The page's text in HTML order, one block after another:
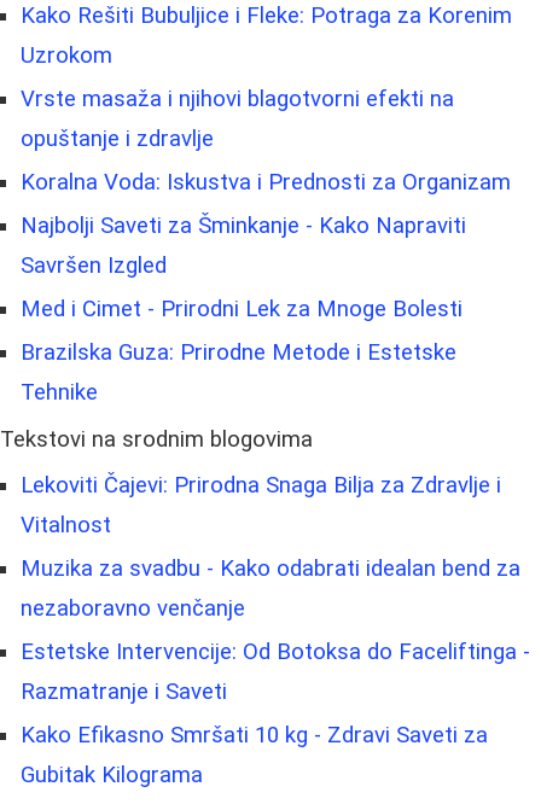
Kako Rešiti Bubuljice i Fleke: Potraga za Korenim
Uzrokom
Vrste masaža i njihovi blagotvorni efekti na
opuštanje i zdravlje
Koralna Voda: Iskustva i Prednosti za Organizam
Najbolji Saveti za Šminkanje - Kako Napraviti
Savršen Izgled
Med i Cimet - Prirodni Lek za Mnoge Bolesti
Brazilska Guza: Prirodne Metode i Estetske
Tehnike
Tekstovi na srodnim blogovima
Lekoviti Čajevi: Prirodna Snaga Bilja za Zdravlje i
Vitalnost
Muzika za svadbu - Kako odabrati idealan bend za
nezaboravno venčanje
Estetske Intervencije: Od Botoksa do Faceliftinga -
Razmatranje i Saveti
Kako Efikasno Smršati 10 kg - Zdravi Saveti za
Gubitak Kilograma